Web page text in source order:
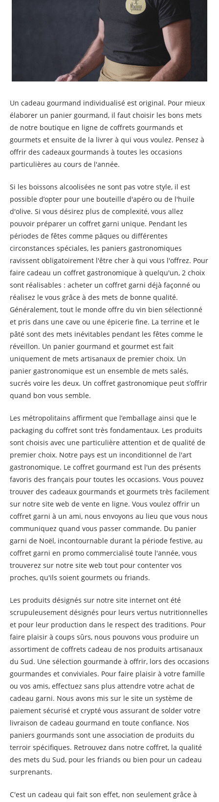
Un cadeau gourmand individualisé est original. Pour mieux
élaborer un panier gourmand, il faut choisir les bons mets
de notre boutique en ligne de coffrets gourmands et
gourmets et ensuite de la livrer à qui vous voulez. Pensez à
offrir des cadeaux gourmands à toutes les occasions
particulières au cours de l'année.
Si les boissons alcoolisées ne sont pas votre style, il est
possible d’opter pour une bouteille d'apéro ou de l'huile
d'olive. Si vous désirez plus de complexité, vous allez
pouvoir préparer un coffret garni unique. Pendant les
périodes de fêtes comme pâques ou différentes
circonstances spéciales, les paniers gastronomiques
ravissent obligatoirement l'être cher à qui vous l'offrez. Pour
faire cadeau un coffret gastronomique à quelqu'un, 2 choix
sont réalisables : acheter un coffret garni déjà façonné ou
réalisez le vous grâce à des mets de bonne qualité.
Généralement, tout le monde offre du vin bien sélectionné
et pris dans une cave ou une épicerie fine. La terrine et le
pâté sont des mets inévitables pendant les fêtes comme le
réveillon. Un panier gourmand et gourmet est fait
uniquement de mets artisanaux de premier choix. Un
panier gastronomique est un ensemble de mets salés,
sucrés voire les deux. Un coffret gastronomique peut s’offrir
quand bon vous semble.
Les métropolitains affirment que l’emballage ainsi que le
packaging du coffret sont très fondamentaux. Les produits
sont choisis avec une particulière attention et de qualité de
premier choix. Notre pays est un inconditionnel de l'art
gastronomique. Le coffret gourmand est l'un des présents
favoris des français pour toutes les occasions. Vous pouvez
trouver des cadeaux gourmands et gourmets très facilement
sur notre site web de vente en ligne. Vous voulez offrir un
coffret garni à un ami, nous envoyons au lieu que vous nous
communiquez quand vous passer commande. Du panier
garni de Noël, incontournable durant la période festive, au
coffret garni en promo commercialisé toute l'année, vous
trouverez sur notre site web tout pour contenter vos
proches, qu'ils soient gourmets ou friands.
Les produits désignés sur notre site internet ont été
scrupuleusement désignés pour leurs vertus nutritionnelles
et pour leur production dans le respect des traditions. Pour
faire plaisir à coups sûrs, nous pouvons vous produire un
assortiment de coffrets cadeau de nos produits artisanaux
du Sud. Une sélection gourmande à offrir, lors des occasions
gourmandes et conviviales. Pour faire plaisir à votre famille
ou vos amis, effectuez sans plus attendre votre achat de
cadeau garni. Nous avons mis sur le site un système de
paiement sécurisé et crypté vous assurant de solder votre
livraison de cadeau gourmand en toute confiance. Nos
paniers gourmands sont une association de produits du
terroir spécifiques. Retrouvez dans notre coffret, la qualité
des mets du Sud, pour les friands ou bien pour un cadeau
surprenants.
C'est un cadeau qui fait son effet, non seulement grâce à